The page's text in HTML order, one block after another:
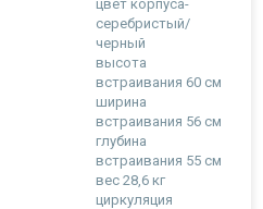
цвет корпуса-
серебристый/
черный
высота
встраивания 60 см
ширина
встраивания 56 см
глубина
встраивания 55 см
вес 28,6 кг
циркуляция